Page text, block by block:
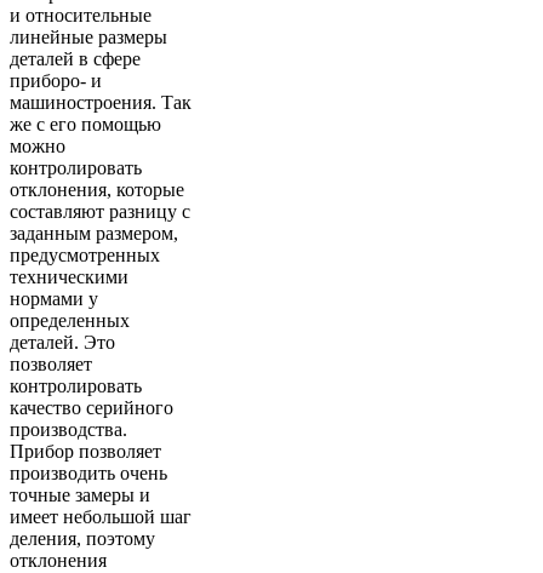
и относительные
линейные размеры
деталей в сфере
приборо- и
машиностроения. Так
же с его помощью
можно
контролировать
отклонения, которые
составляют разницу с
заданным размером,
предусмотренных
техническими
нормами у
определенных
деталей. Это
позволяет
контролировать
качество серийного
производства.
Прибор позволяет
производить очень
точные замеры и
имеет небольшой шаг
деления, поэтому
отклонения